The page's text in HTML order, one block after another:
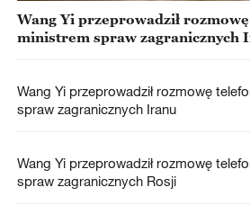
Wang Yi przeprowadził
ministrem spraw zagranicznych
Wang Yi przeprowadził rozmowę
spraw zagranicznych Iranu
Wang Yi przeprowadził rozmowę
spraw zagranicznych Rosji